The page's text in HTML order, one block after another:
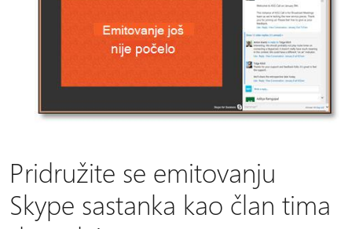
Pridružite se emitovanju
Skype sastanka kao član tima